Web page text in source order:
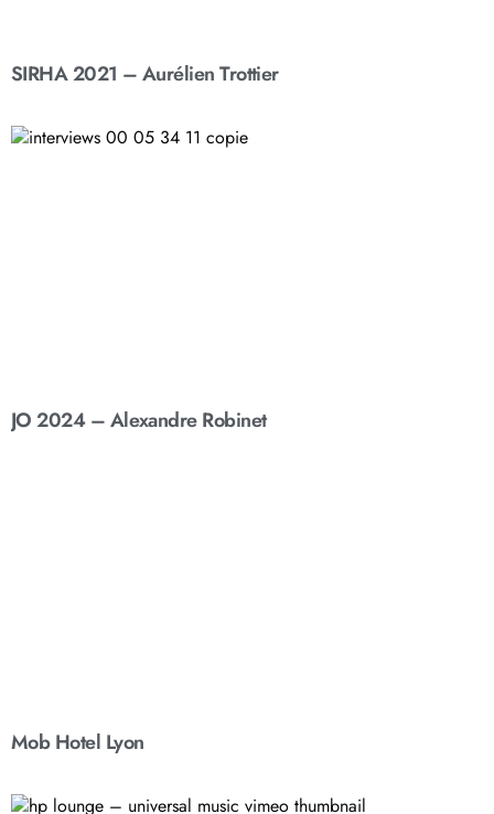
SIRHA 2021 – Aurélien Trottier
JO 2024 – Alexandre Robinet
Mob Hotel Lyon